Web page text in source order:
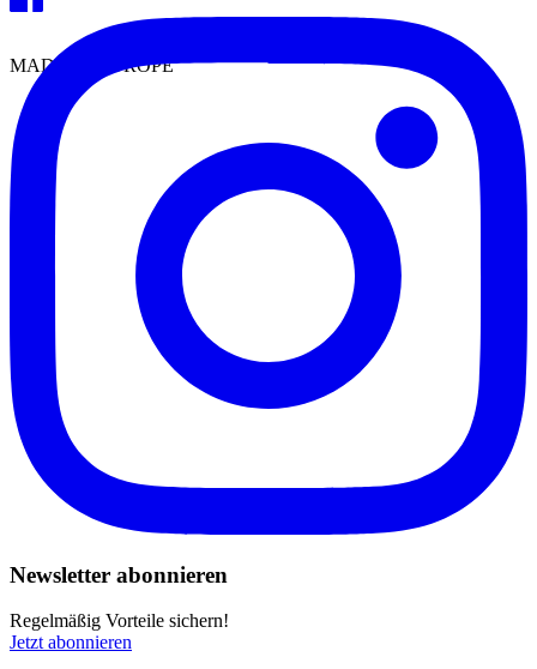
MADE IN EUROPE
Newsletter abonnieren
Regelmäßig Vorteile sichern!
Jetzt abonnieren